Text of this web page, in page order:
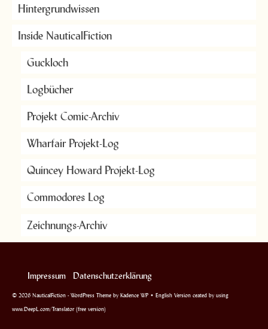
Hintergrundwissen
Inside NauticalFiction
Guckloch
Logbücher
Projekt Comic-Archiv
Wharfair Projekt-Log
Quincey Howard Projekt-Log
Commodores Log
Zeichnungs-Archiv
Impressum Datenschutzerklärung
© 2026 NauticalFiction - WordPress Theme byKadence WP • English Version ceated by using
www.DeepL.com/Translator (free version)